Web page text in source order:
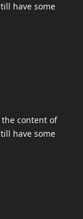
have some
the content of
have some